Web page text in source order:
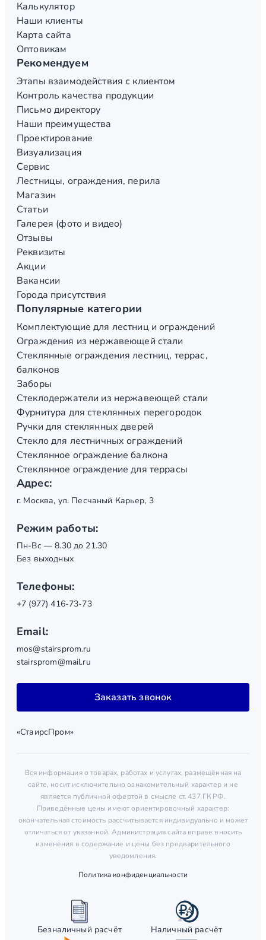
Калькулятор
Наши клиенты
Карта сайта
Оптовикам
Рекомендуем
Этапы взаимодействия с клиентом
Контроль качества продукции
Письмо директору
Наши преимущества
Проектирование
Визуализация
Сервис
Лестницы, ограждения, перила
Магазин
Статьи
Галерея (фото и видео)
Отзывы
Реквизиты
Акции
Вакансии
Города присутствия
Популярные категории
Комплектующие для лестниц и ограждений
Ограждения из нержавеющей стали
Стеклянные ограждения лестниц, террас,
балконов
Заборы
Стеклодержатели из нержавеющей стали
Фурнитура для стеклянных перегородок
Ручки для стеклянных дверей
Стекло для лестничных ограждений
Стеклянное ограждение балкона
Стеклянное ограждение для террасы
Адрес:
г. Москва, ул. Песчаный Карьер, 3
Режим работы:
Пн-Вс — 8.30 до 21.30
Без выходных
Телефоны:
+7 (977) 416-73-73
Email:
mos@stairsprom.ru
stairsprom@mail.ru
Заказать звонок
«СтаирсПром»
Вся информация о товарах, работах и услугах, размещённая на
сайте, носит исключительно ознакомительный характер и не
является публичной офертой в смысле ст. 437 ГК РФ.
Приведённые цены имеют ориентировочный характер:
окончательная стоимость рассчитывается индивидуально и может
отличаться от указанной. Администрация сайта вправе вносить
изменения в содержание и цены без предварительного
уведомления.
Политика конфиденциальности
Безналичный расчёт Наличный расчёт